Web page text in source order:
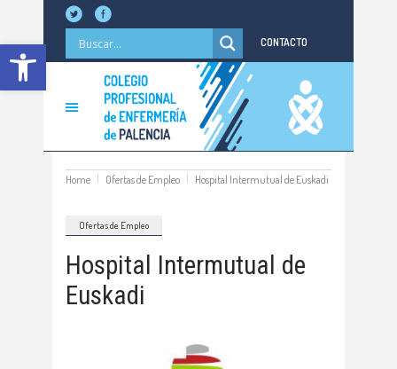
Abrir barra de herramientas CONTACTO
Home Ofertas de Empleo Hospital Intermutual de Euskadi
Ofertas de Empleo
Hospital Intermutual de
Euskadi